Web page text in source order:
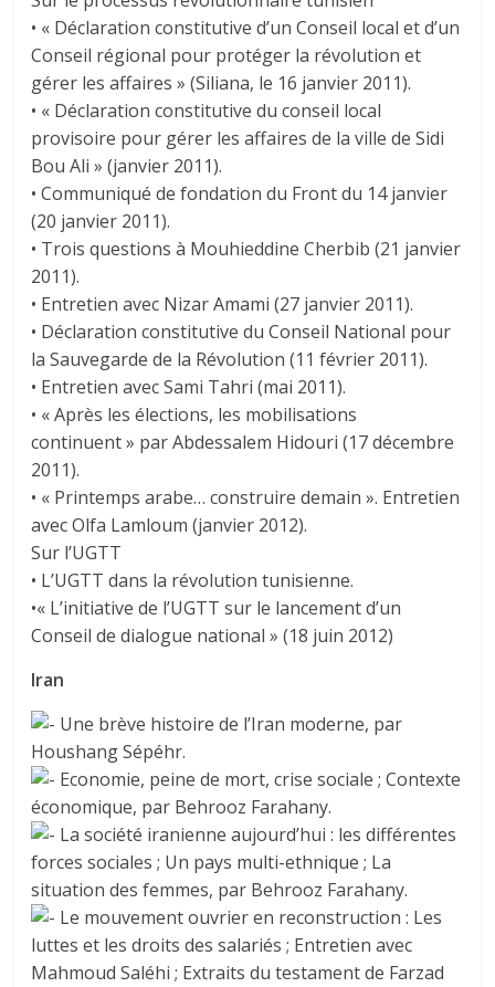
• « Déclaration constitutive d’un Conseil local et d’un
Conseil régional pour protéger la révolution et
gérer les affaires » (Siliana, le 16 janvier 2011).
• « Déclaration constitutive du conseil local
provisoire pour gérer les affaires de la ville de Sidi
Bou Ali » (janvier 2011).
• Communiqué de fondation du Front du 14 janvier
(20 janvier 2011).
• Trois questions à Mouhieddine Cherbib (21 janvier
2011).
• Entretien avec Nizar Amami (27 janvier 2011).
• Déclaration constitutive du Conseil National pour
la Sauvegarde de la Révolution (11 février 2011).
• Entretien avec Sami Tahri (mai 2011).
• « Après les élections, les mobilisations
continuent » par Abdessalem Hidouri (17 décembre
2011).
• « Printemps arabe… construire demain ». Entretien
avec Olfa Lamloum (janvier 2012).
Sur l’UGTT
• L’UGTT dans la révolution tunisienne.
•« L’initiative de l’UGTT sur le lancement d’un
Conseil de dialogue national » (18 juin 2012)
Iran
Une brève histoire de l’Iran moderne, par
Houshang Sépéhr.
Economie, peine de mort, crise sociale ; Contexte
économique, par Behrooz Farahany.
La société iranienne aujourd’hui : les différentes
forces sociales ; Un pays multi-ethnique ; La
situation des femmes, par Behrooz Farahany.
Le mouvement ouvrier en reconstruction : Les
luttes et les droits des salariés ; Entretien avec
Mahmoud Saléhi ; Extraits du testament de Farzad